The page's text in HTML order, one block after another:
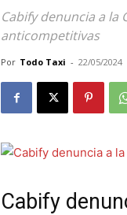
Cabify denuncia a
anticompetitivas
Por Todo Taxi - 22/05/2024
Cabify